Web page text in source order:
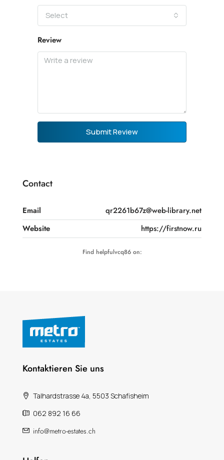
Select
Review
Submit Review
Contact
Email
qr2261b67z@web-library.net
Website
https://firstnow.ru
Find helpfulvcq86 on:
Kontaktieren Sie uns
Talhardstrasse 4a, 5503 Schafisheim
062 892 16 66
info@metro-estates.ch